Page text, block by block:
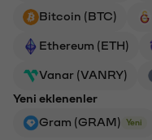
Bitcoin (BTC)
Ethereum (ETH)
Vanar (VANRY)
Yeni eklenenler
Gram (GRAM)
Yeni